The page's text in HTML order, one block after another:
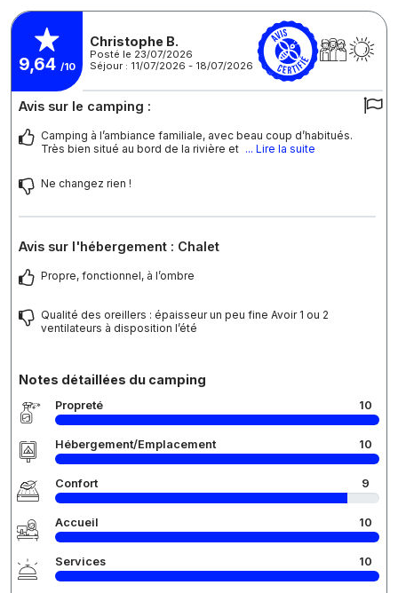
9,64 /10
Christophe B.
Posté le 23/07/2026
Séjour : 11/07/2026 - 18/07/2026
Avis sur le camping :
Camping à l’ambiance familiale, avec beau coup d’habitués.
Très bien situé au bord de la rivière et ... Lire la suite
Ne changez rien !
Avis sur l'hébergement : Chalet
Propre, fonctionnel, à l’ombre
Qualité des oreillers : épaisseur un peu fine Avoir 1 ou 2
ventilateurs à disposition l’été
Notes détaillées du camping
Propreté 10
Hébergement/Emplacement 10
Confort 9
Accueil 10
Services 10